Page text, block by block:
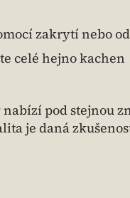
zakrytí nebo
celé hejno kachen
nabízí pod stejnou
je daná